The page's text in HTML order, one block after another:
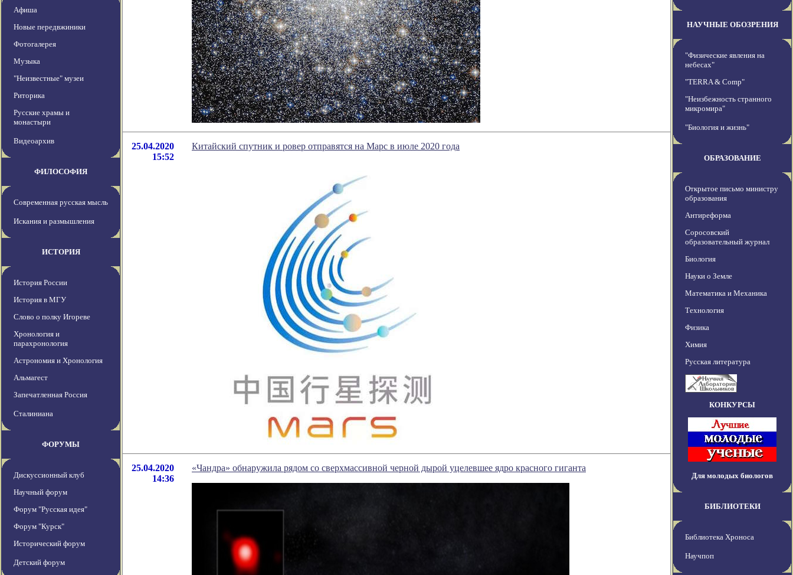
Афиша
Новые передвжиники
Фотогалерея
Музыка
"Неизвестные" музеи
Риторика
Русские храмы и
монастыри
Видеоархив
ФИЛОСОФИЯ
Современная русская мысль
Искания и размышления
ИСТОРИЯ
История России
История в МГУ
Слово о полку Игореве
Хронология и
парахронология
Астрономия и Хронология
Альмагест
Запечатленная Россия
Сталиниана
ФОРУМЫ
Дискуссионный клуб
Научный форум
Форум "Русская идея"
Форум "Курск"
Исторический форум
Детский форум
25.04.2020
15:52
Китайский спутник и ровер отправятся на Марс в июле 2020 года
25.04.2020
14:36
«Чандра» обнаружила рядом со сверхмассивной черной дырой уцелевшее ядро красного гиганта
НАУЧНЫЕ ОБОЗРЕНИЯ
"Физические явления на
небесах"
"TERRA & Comp"
"Неизбежность странного
микромира"
"Биология и жизнь"
ОБРАЗОВАНИЕ
Открытое письмо министру
образования
Антиреформа
Соросовский
образовательный журнал
Биология
Науки о Земле
Математика и Механика
Технология
Физика
Химия
Русская литература
КОНКУРСЫ
Для молодых биологов
БИБЛИОТЕКИ
Библиотека Хроноса
Научпоп